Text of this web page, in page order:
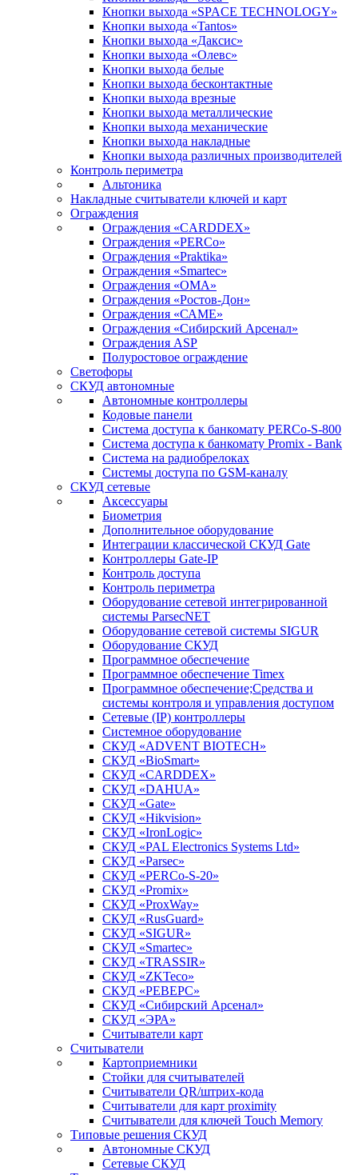
Кнопки выхода «SPACE TECHNOLOGY»
Кнопки выхода «Tantos»
Кнопки выхода «Даксис»
Кнопки выхода «Олевс»
Кнопки выхода белые
Кнопки выхода бесконтактные
Кнопки выхода врезные
Кнопки выхода металлические
Кнопки выхода механические
Кнопки выхода накладные
Кнопки выхода различных производителей
Контроль периметра
Альтоника
Накладные считыватели ключей и карт
Ограждения
Ограждения «CARDDEX»
Ограждения «PERCo»
Ограждения «Praktika»
Ограждения «Smartec»
Ограждения «ОМА»
Ограждения «Ростов-Дон»
Ограждения «САМЕ»
Ограждения «Сибирский Арсенал»
Ограждения ASP
Полуростовое ограждение
Светофоры
СКУД автономные
Автономные контроллеры
Кодовые панели
Система доступа к банкомату PERCo-S-800
Система доступа к банкомату Promix - Bank
Система на радиобрелоках
Системы доступа по GSM-каналу
СКУД сетевые
Аксессуары
Биометрия
Дополнительное оборудование
Интеграции классической СКУД Gate
Контроллеры Gate-IP
Контроль доступа
Контроль периметра
Оборудование сетевой интегрированной
системы ParsecNET
Оборудование сетевой системы SIGUR
Оборудование СКУД
Программное обеспечение
Программное обеспечение Timex
Программное обеспечение;Средства и
системы контроля и управления доступом
Сетевые (IP) контроллеры
Системное оборудование
СКУД «ADVENT BIOTECH»
СКУД «BioSmart»
СКУД «CARDDEX»
СКУД «DAHUA»
СКУД «Gate»
СКУД «Hikvision»
СКУД «IronLogic»
СКУД «PAL Electronics Systems Ltd»
СКУД «Parsec»
СКУД «PERCo-S-20»
СКУД «Promix»
СКУД «ProxWay»
СКУД «RusGuard»
СКУД «SIGUR»
СКУД «Smartec»
СКУД «TRASSIR»
СКУД «ZKTeco»
СКУД «РЕВЕРС»
СКУД «Сибирский Арсенал»
СКУД «ЭРА»
Считыватели карт
Считыватели
Картоприемники
Стойки для считывателей
Считыватели QR/штрих-кода
Считыватели для карт proximity
Считыватели для ключей Touch Memory
Типовые решения СКУД
Автономные СКУД
Сетевые СКУД